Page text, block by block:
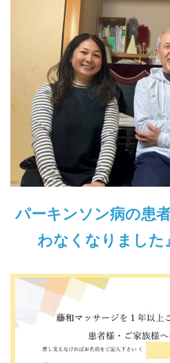
パーキンソン病の患
わなくなりました